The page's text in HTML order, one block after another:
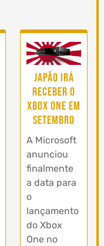
Japão irá
receber o
Xbox One em
Setembro
A Microsoft
anunciou
finalmente
a data para
o
lançamento
do Xbox
One no